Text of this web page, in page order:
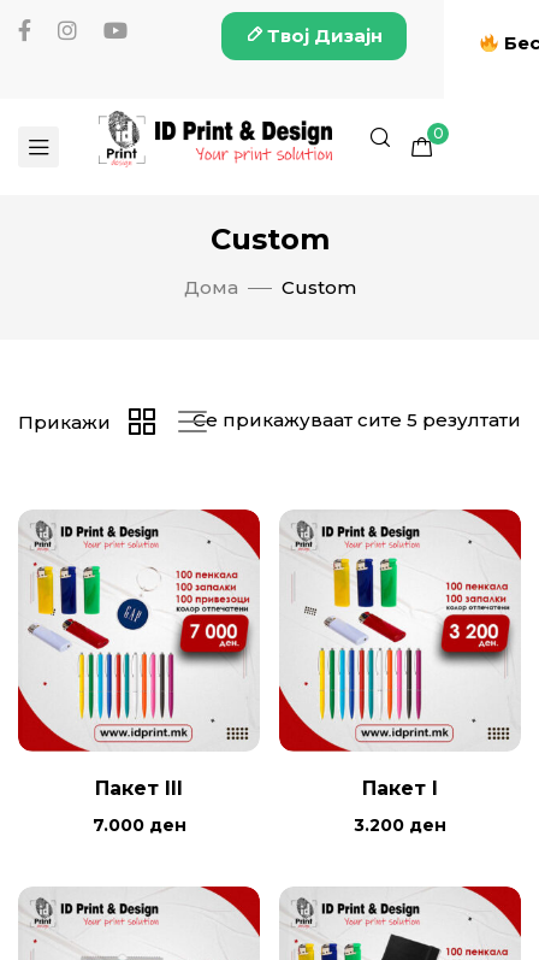
Твој Дизајн
0
Custom
Дома Custom
Се прикажуваат сите 5 резултати
Прикажи
Пакет III
7.000 ден
Пакет I
3.200 ден